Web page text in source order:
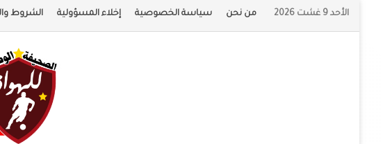
الأحد 9 غشت 2026 من نحن سياسة الخصوصية إخلاء المسؤولية الشروط